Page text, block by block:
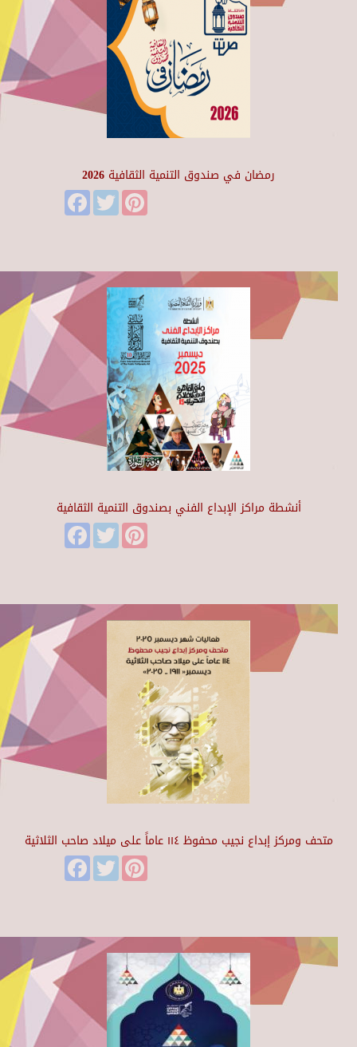
رمضان في صندوق التنمية الثقافية 2026
FacebookTwitter
أنشطة مراكز الإبداع الفني بصندوق التنمية الثقافية
FacebookTwitter
متحف ومركز إبداع نجيب محفوظ ١١٤ عاماً على ميلاد صاحب الثلاثية
FacebookTwitter